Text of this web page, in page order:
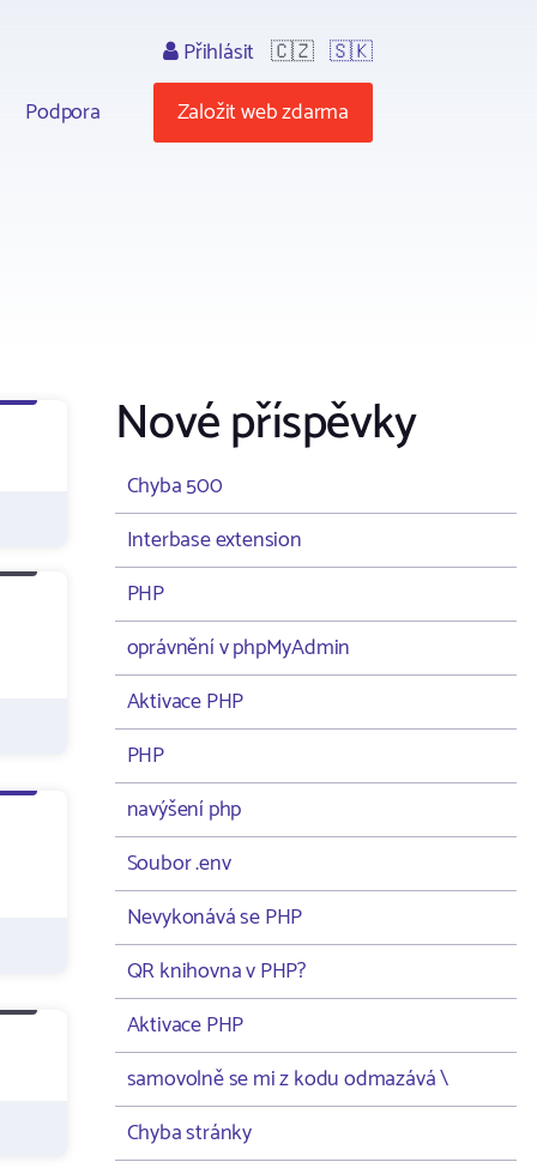
Podpora
Přihlásit 🇨🇿 🇸🇰
Založit web zdarma
Nové příspěvky
Chyba 500
Interbase extension
PHP
oprávnění v phpMyAdmin
Aktivace PHP
PHP
navýšení php
Soubor .env
Nevykonává se PHP
QR knihovna v PHP?
Aktivace PHP
samovolně se mi z kodu odmazává \
Chyba stránky